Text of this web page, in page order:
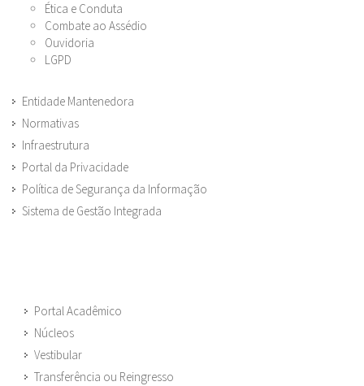
Ética e Conduta
Combate ao Assédio
Ouvidoria
LGPD
Entidade Mantenedora
Normativas
Infraestrutura
Portal da Privacidade
Política de Segurança da Informação
Sistema de Gestão Integrada
Portal Acadêmico
Núcleos
Vestibular
Transferência ou Reingresso